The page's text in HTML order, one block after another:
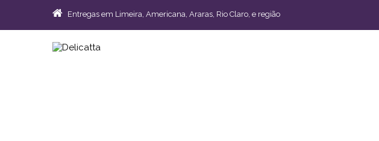
Entregas em Limeira, Americana, Araras, Rio Claro, e região